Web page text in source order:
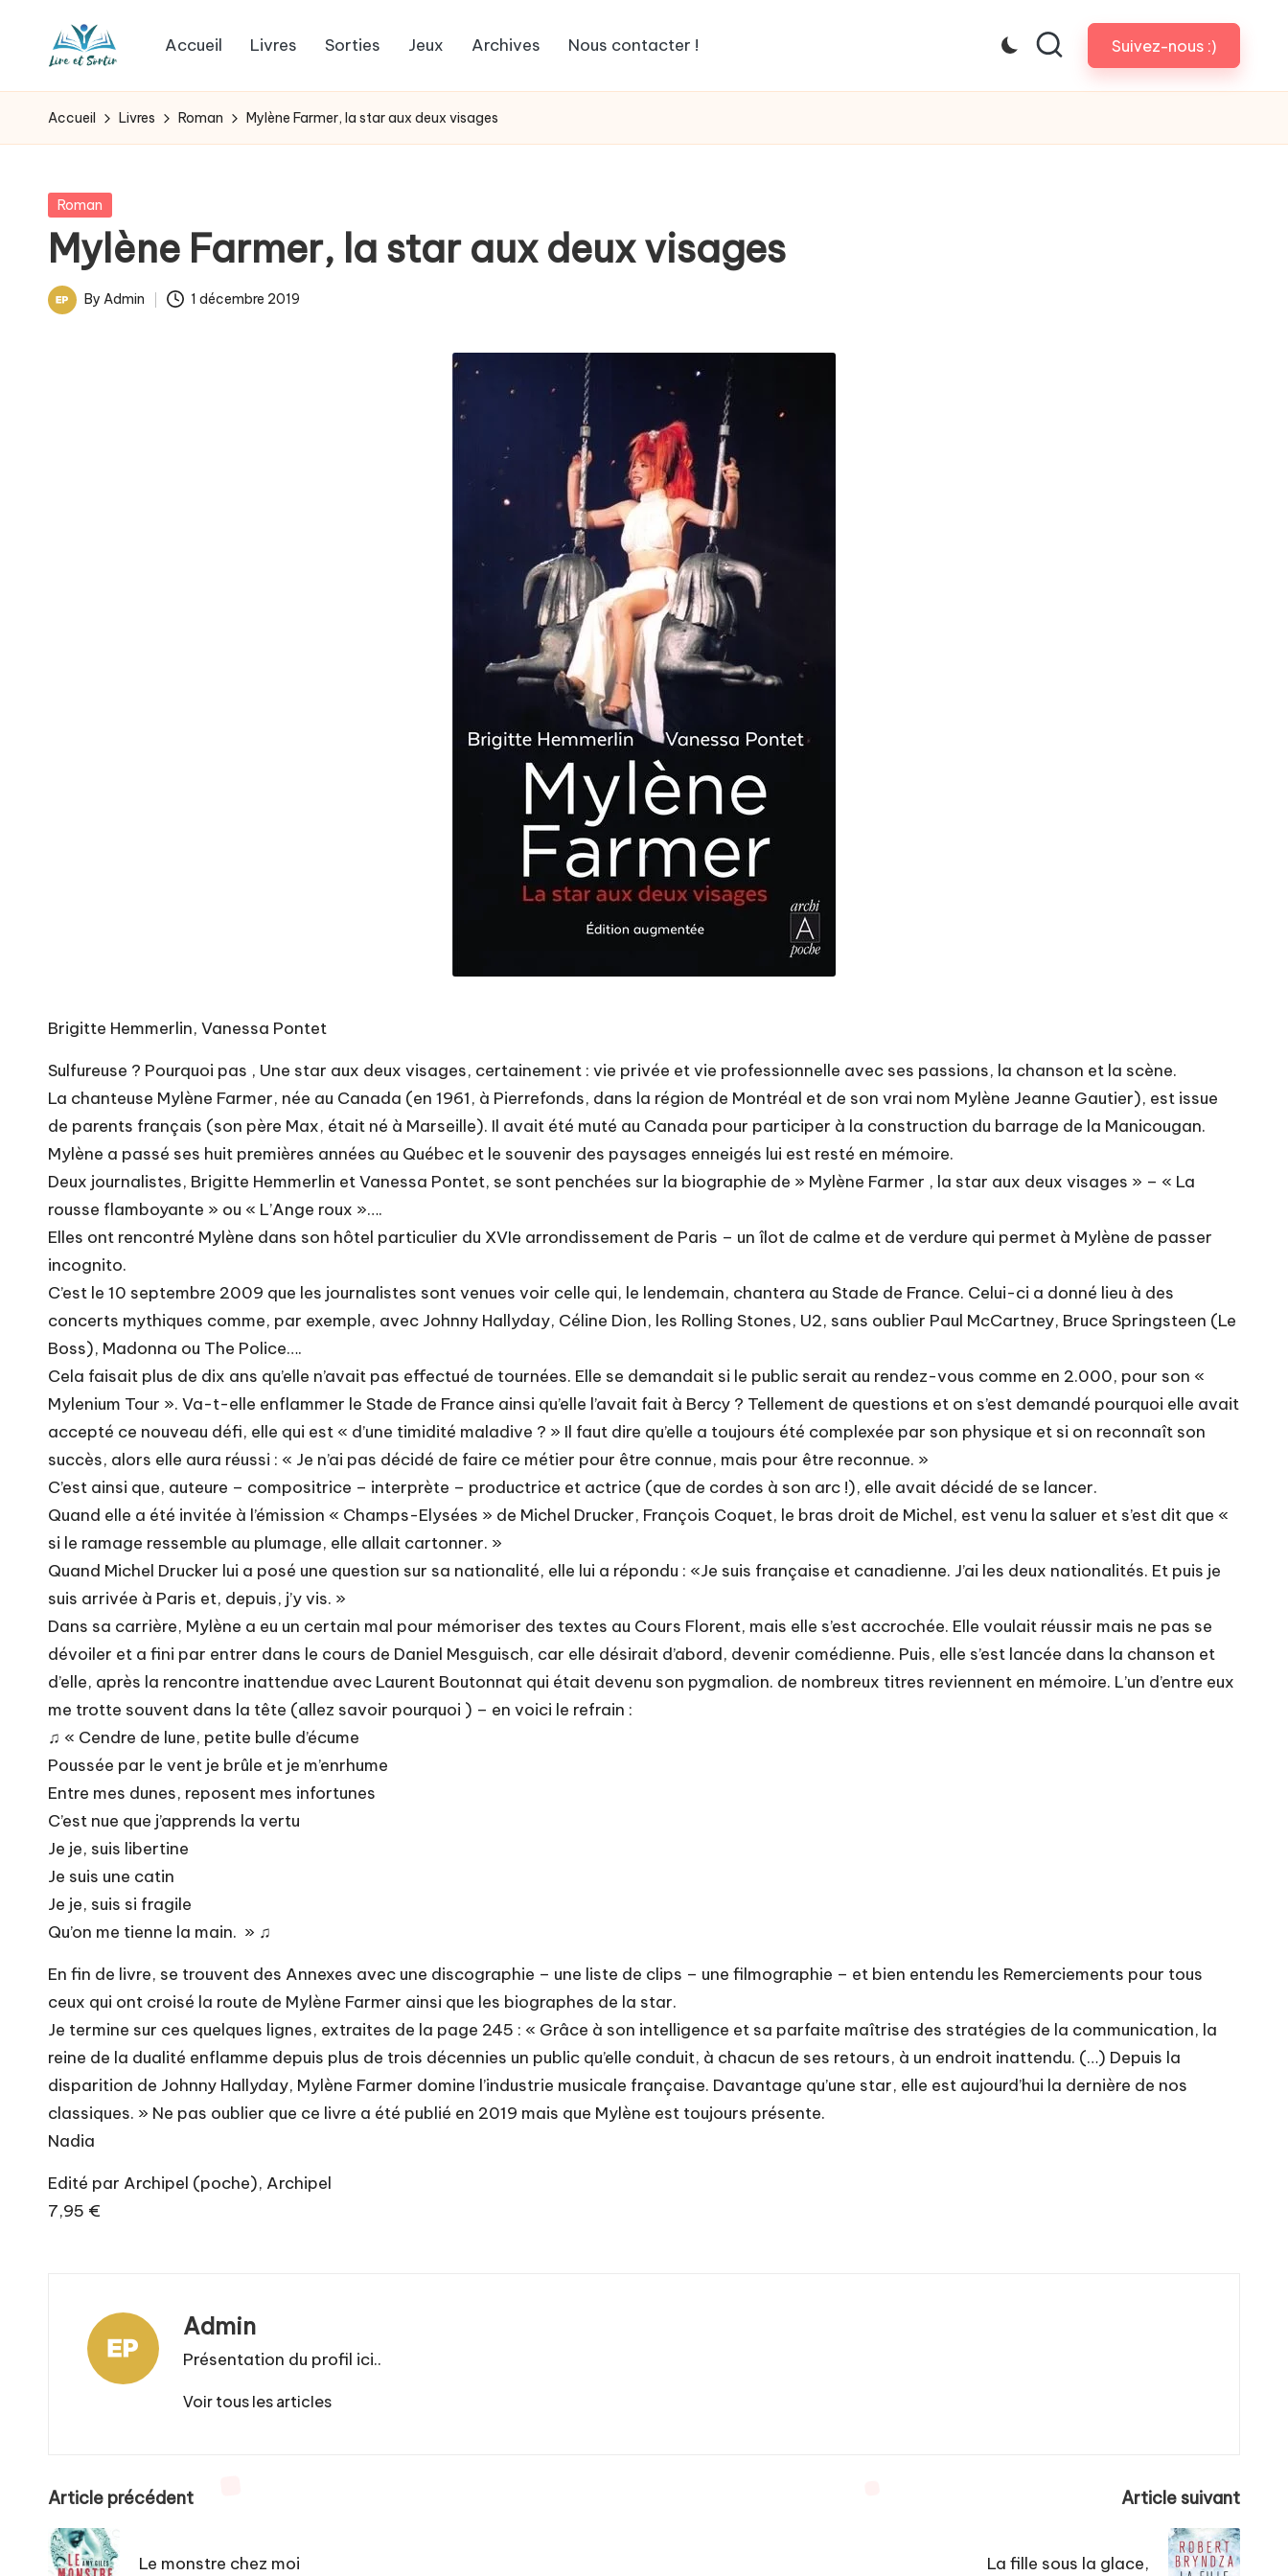
L
i
e
e
t
livres
pour
les
goûts,
des
pour
Accueil Livres Sorties Jeux Archives Nous contacter ! Suivez-nous :)
Accueil Livres Roman Mylène Farmer, la star aux deux visages
Posted
Roman
Mylène Farmer, la star aux deux visages
Posted
By Admin 1 décembre 2019
Brigitte Hemmerlin, Vanessa Pontet
Sulfureuse ? Pourquoi pas , Une star aux deux visages, certainement : vie privée et vie professionnelle avec ses passions, la chanson et la scène.
La chanteuse Mylène Farmer, née au Canada (en 1961, à Pierrefonds, dans la région de Montréal et de son vrai nom Mylène Jeanne Gautier), est issue
de parents français (son père Max, était né à Marseille). Il avait été muté au Canada pour participer à la construction du barrage de la Manicougan.
Mylène a passé ses huit premières années au Québec et le souvenir des paysages enneigés lui est resté en mémoire.
Deux journalistes, Brigitte Hemmerlin et Vanessa Pontet, se sont penchées sur la biographie de » Mylène Farmer , la star aux deux visages » – « La
rousse flamboyante » ou « L’Ange roux »….
Elles ont rencontré Mylène dans son hôtel particulier du XVIe arrondissement de Paris – un îlot de calme et de verdure qui permet à Mylène de passer
incognito.
C’est le 10 septembre 2009 que les journalistes sont venues voir celle qui, le lendemain, chantera au Stade de France. Celui-ci a donné lieu à des
concerts mythiques comme, par exemple, avec Johnny Hallyday, Céline Dion, les Rolling Stones, U2, sans oublier Paul McCartney, Bruce Springsteen (Le
Boss), Madonna ou The Police….
Cela faisait plus de dix ans qu’elle n’avait pas effectué de tournées. Elle se demandait si le public serait au rendez-vous comme en 2.000, pour son «
Mylenium Tour ». Va-t-elle enflammer le Stade de France ainsi qu’elle l’avait fait à Bercy ? Tellement de questions et on s’est demandé pourquoi elle avait
accepté ce nouveau défi, elle qui est « d’une timidité maladive ? » Il faut dire qu’elle a toujours été complexée par son physique et si on reconnaît son
succès, alors elle aura réussi : « Je n’ai pas décidé de faire ce métier pour être connue, mais pour être reconnue. »
C’est ainsi que, auteure – compositrice – interprète – productrice et actrice (que de cordes à son arc !), elle avait décidé de se lancer.
Quand elle a été invitée à l’émission « Champs-Elysées » de Michel Drucker, François Coquet, le bras droit de Michel, est venu la saluer et s’est dit que «
si le ramage ressemble au plumage, elle allait cartonner. »
Quand Michel Drucker lui a posé une question sur sa nationalité, elle lui a répondu : «Je suis française et canadienne. J’ai les deux nationalités. Et puis je
suis arrivée à Paris et, depuis, j’y vis. »
Dans sa carrière, Mylène a eu un certain mal pour mémoriser des textes au Cours Florent, mais elle s’est accrochée. Elle voulait réussir mais ne pas se
dévoiler et a fini par entrer dans le cours de Daniel Mesguisch, car elle désirait d’abord, devenir comédienne. Puis, elle s’est lancée dans la chanson et
d’elle, après la rencontre inattendue avec Laurent Boutonnat qui était devenu son pygmalion. de nombreux titres reviennent en mémoire. L’un d’entre eux
me trotte souvent dans la tête (allez savoir pourquoi ) – en voici le refrain :
♫ « Cendre de lune, petite bulle d’écume
Poussée par le vent je brûle et je m’enrhume
Entre mes dunes, reposent mes infortunes
C’est nue que j’apprends la vertu
Je je, suis libertine
Je suis une catin
Je je, suis si fragile
Qu’on me tienne la main. » ♫
En fin de livre, se trouvent des Annexes avec une discographie – une liste de clips – une filmographie – et bien entendu les Remerciements pour tous
ceux qui ont croisé la route de Mylène Farmer ainsi que les biographes de la star.
Je termine sur ces quelques lignes, extraites de la page 245 : « Grâce à son intelligence et sa parfaite maîtrise des stratégies de la communication, la
reine de la dualité enflamme depuis plus de trois décennies un public qu’elle conduit, à chacun de ses retours, à un endroit inattendu. (…) Depuis la
disparition de Johnny Hallyday, Mylène Farmer domine l’industrie musicale française. Davantage qu’une star, elle est aujourd’hui la dernière de nos
classiques. » Ne pas oublier que ce livre a été publié en 2019 mais que Mylène est toujours présente.
Nadia
Edité par Archipel (poche), Archipel
7,95 €
Admin
Présentation du profil ici..
Voir tous les articles
Post
navigation
Article précédent
Le monstre chez moi
Article suivant
La fille sous la glace,